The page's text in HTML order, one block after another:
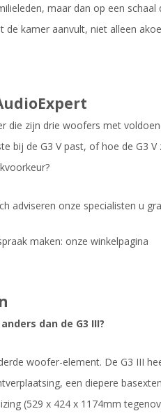
maar dan op een
de kamer aanvult, niet alleen
die zijn drie woofers met
bij de G3 V past, of hoe de G3
adviseren onze specialisten u
maken: onze winkelpagina
dan de G3 III?
woofer-element. De G3 III
een diepere
(529 x 424 x 1174mm